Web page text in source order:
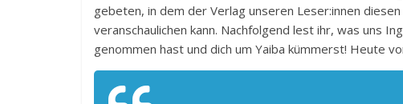
gebeten, in dem der Verlag unseren Leser:innen
veranschaulichen kann. Nachfolgend lest ihr, was uns
genommen hast und dich um Yaiba kümmerst! Heute